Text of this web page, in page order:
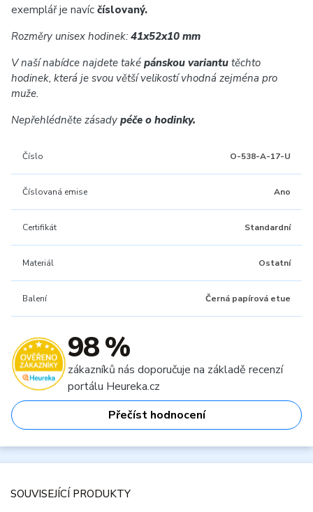
exemplář je navíc číslovaný.
Rozměry unisex hodinek: 41x52x10 mm
V naší nabídce najdete také pánskou variantu těchto
hodinek, která je svou větší velikostí vhodná zejména pro
muže.
Nepřehlédněte zásady péče o hodinky.
Číslo O-538-A-17-U
Číslovaná emise Ano
Certifikát Standardní
Materiál Ostatní
Balení Černá papírová etue
98 %
zákazníků nás doporučuje na základě recenzí
portálu Heureka.cz
Přečíst hodnocení
SOUVISEJÍCÍ PRODUKTY